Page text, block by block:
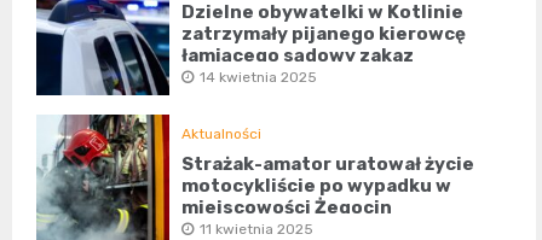
Dzielne obywatelki w Kotlinie
zatrzymały pijanego kierowcę
łamiącego sądowy zakaz
14 kwietnia 2025
Aktualności
Strażak-amator uratował życie
motocykliście po wypadku w
miejscowości Żegocin
11 kwietnia 2025